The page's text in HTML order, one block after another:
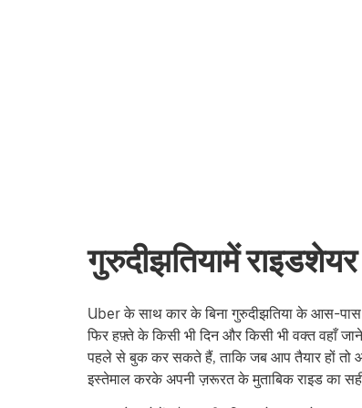
गुरुदीझतियामें
Uber के साथ कार के बिना गुरुदीझतिया के आस-
फिर हफ़्ते के किसी भी दिन और किसी भी वक्त वहाँ
पहले से बुक कर सकते हैं, ताकि जब आप तैयार हों तो
इस्तेमाल करके अपनी ज़रूरत के मुताबिक राइड का